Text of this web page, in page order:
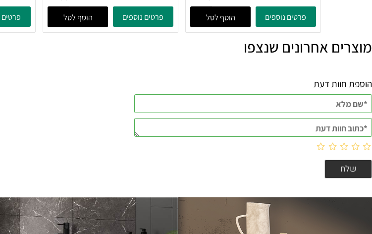
רגל סיכה (3 מוטות) לשולחן, קוטר
12 מ"מ,
מק"ט:LG30
48
רגל משולשת 25X25 גובה 12 סמ
נירוסטה מוברשת
מק"ט:H103
60
אחרונים שנצפו
דעת